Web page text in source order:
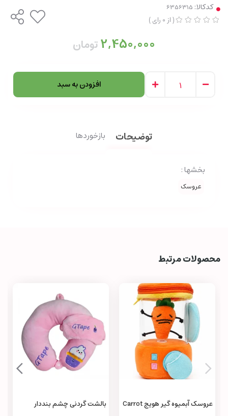
کدکالا:
(از0 رای)
2,450,000تومان
افزودن به سبد
توضیحات بازخوردها
بخشها :
عروسک
محصولات مرتبط
عروسک آبمیوه‌ گیر هویج Carrot
بالشت گردنی چشم بنددار